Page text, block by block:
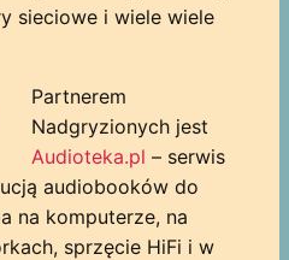
sieciowe i wiele wiele
Partnerem
Nadgryzionych jest
Audioteka.pl – serwis
audiobooków do
na komputerze, na
sprzęcie HiFi i w